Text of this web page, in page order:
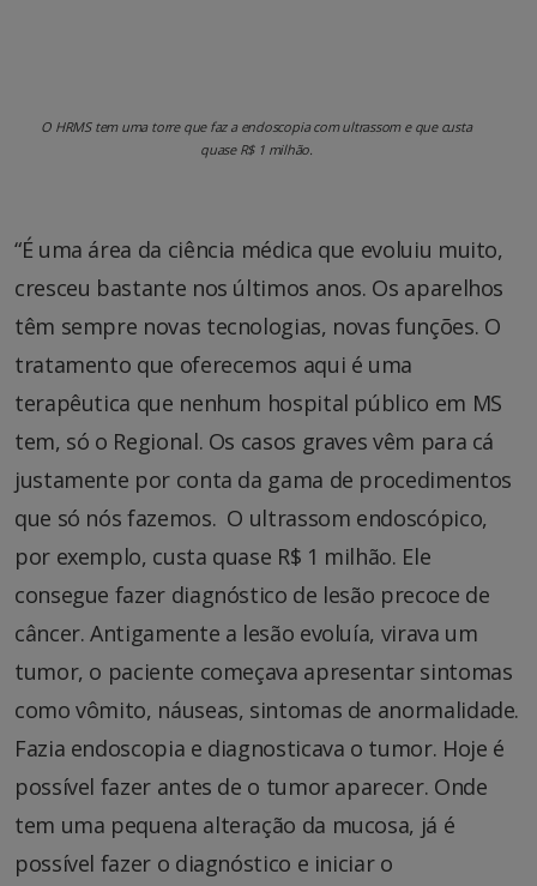
O HRMS tem uma torre que faz a endoscopia com ultrassom e que custa
quase R$ 1 milhão.
“É uma área da ciência médica que evoluiu muito,
cresceu bastante nos últimos anos. Os aparelhos
têm sempre novas tecnologias, novas funções. O
tratamento que oferecemos aqui é uma
terapêutica que nenhum hospital público em MS
tem, só o Regional. Os casos graves vêm para cá
justamente por conta da gama de procedimentos
que só nós fazemos. O ultrassom endoscópico,
por exemplo, custa quase R$ 1 milhão. Ele
consegue fazer diagnóstico de lesão precoce de
câncer. Antigamente a lesão evoluía, virava um
tumor, o paciente começava apresentar sintomas
como vômito, náuseas, sintomas de anormalidade.
Fazia endoscopia e diagnosticava o tumor. Hoje é
possível fazer antes de o tumor aparecer. Onde
tem uma pequena alteração da mucosa, já é
possível fazer o diagnóstico e iniciar o